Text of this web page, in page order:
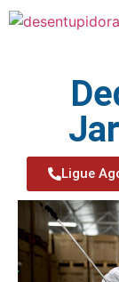
Ligue